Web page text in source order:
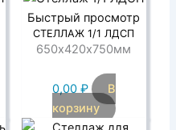
Быстрый просмотр
СТЕЛЛАЖ 1/1 ЛДСП
650х420х750мм
0,00 ₽
В
корзину